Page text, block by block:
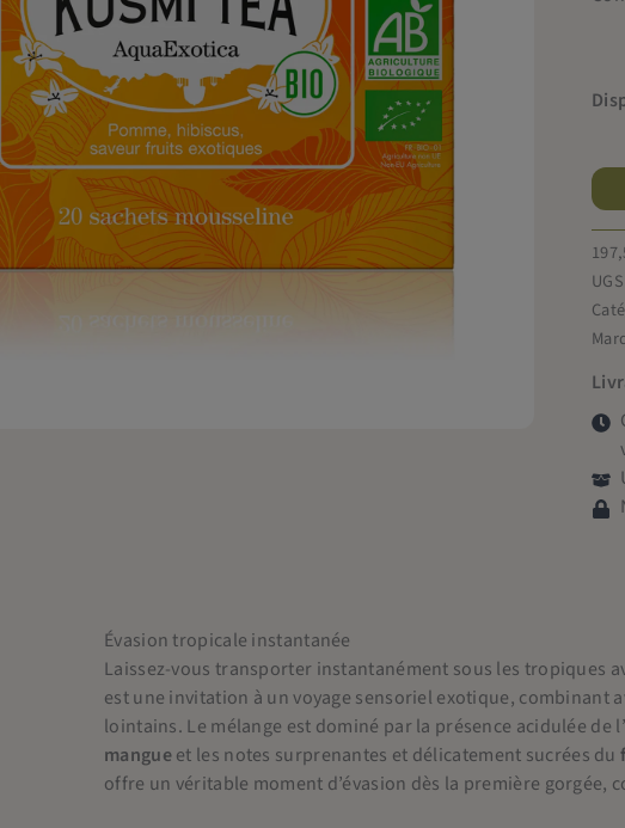
Tea
Bio
Évasion tropicale instantanée
Laissez-vous transporter instantanément sous les tropiques
est une invitation à un voyage sensoriel exotique, combinant
lointains. Le mélange est dominé par la présence acidulée de l’
mangueet les notes surprenantes et délicatement sucrées du
offre un véritable moment d’évasion dès la première gorgée,